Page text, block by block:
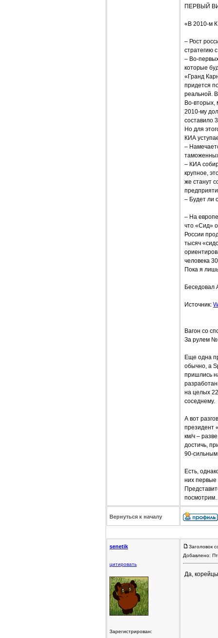
ПЕРВЫЙ
«В 2010-м
– Рост
стратегию
– Во-
которые
«Гранд
придется
реальной.
Во-вторых,
2010-му
составило
Но для
КИА
–
– КИА
крупное,
же станут
– Будет ли
– На
что «Сид»
России
тысяч
человека
Пока я
Источник:
Вагон со
За рулем
Еще одна
обычно, а
пришлись
на целых
соседнему.
А вот
президент
км/ч –
достичь,
90-сильным
Есть,
них первые
Вернуться к началу
senetik
цитировать
Зарегистрирован:
Заголовок
Добавлено:
Да,